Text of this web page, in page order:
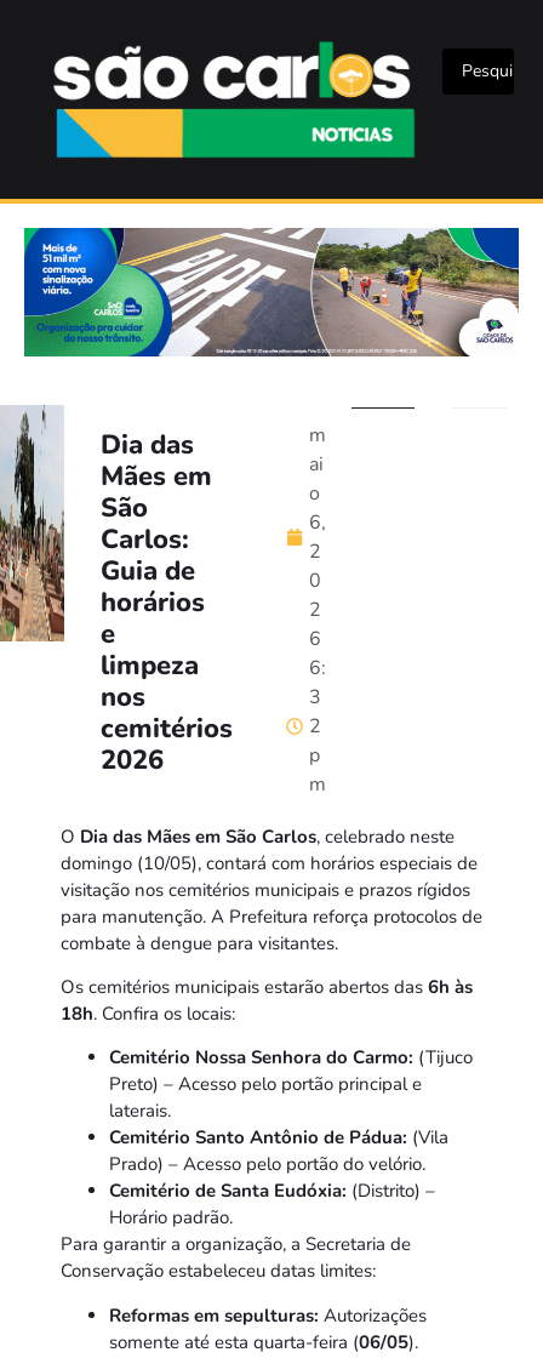
Dia das
Mães em
São
Carlos:
Guia de
horários
e
limpeza
nos
cemitérios
2026
m
ai
o
6,
2
0
2
6
6:
3
2
p
m
O Dia das Mães em São Carlos, celebrado neste
domingo (10/05), contará com horários especiais de
visitação nos cemitérios municipais e prazos rígidos
para manutenção. A Prefeitura reforça protocolos de
combate à dengue para visitantes.
Os cemitérios municipais estarão abertos das 6h às
18h. Confira os locais:
Cemitério Nossa Senhora do Carmo: (Tijuco
Preto) – Acesso pelo portão principal e
laterais.
Cemitério Santo Antônio de Pádua: (Vila
Prado) – Acesso pelo portão do velório.
Cemitério de Santa Eudóxia: (Distrito) –
Horário padrão.
Para garantir a organização, a Secretaria de
Conservação estabeleceu datas limites:
Reformas em sepulturas: Autorizações
somente até esta quarta-feira (06/05).